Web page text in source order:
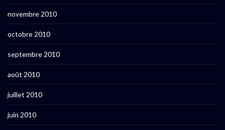
novembre 2010
octobre 2010
septembre 2010
août 2010
juillet 2010
juin 2010